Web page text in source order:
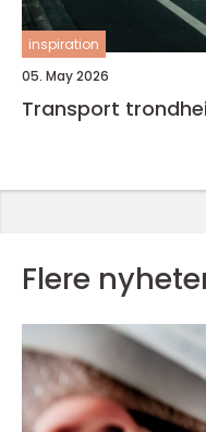
inspiration
05. May 2026
Transport
Flere